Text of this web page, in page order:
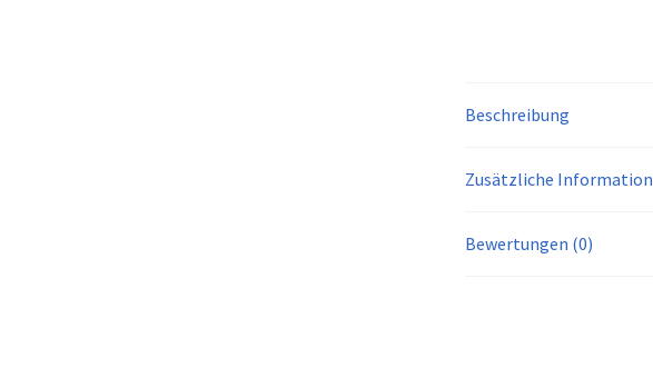
Beschreibung
Zusätzliche Information
Bewertungen (0)